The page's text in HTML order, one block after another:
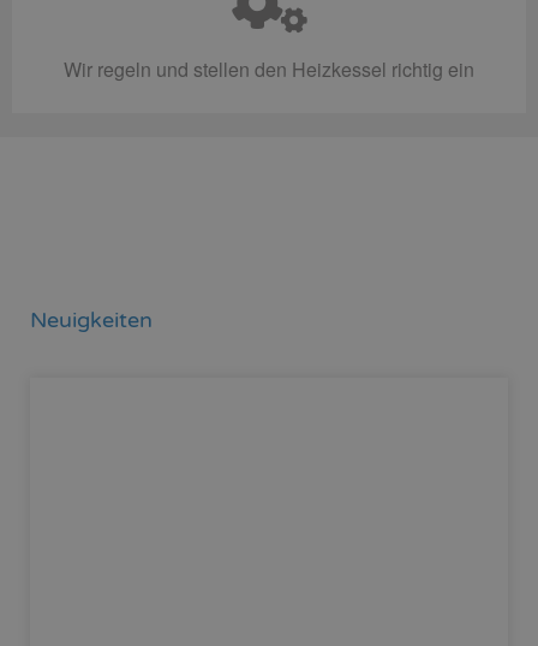
Wir regeln und stellen den Heizkessel richtig ein
Neuigkeiten